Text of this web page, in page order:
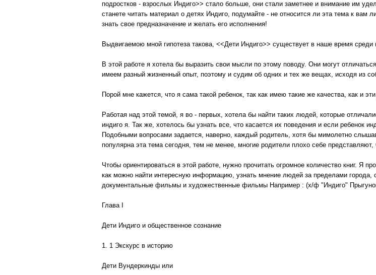
подростков - взрослых Индиго>> стало больше, они стали заметнее и внимание им
станете читать материал о детях Индиго, подумайте - не относится ли эта тема к
знать свое предназначение и желать его исполнения!
Выдвигаемою мной гипотеза такова, <<Дети Индиго>> существует в наше время среди
В этой работе я хотела бы выразить свои мысли по этому поводу. Они могут
имеем разный жизненный опыт, поэтому и судим об одних и тех же вещах, исходя из
Порой мне кажется, что я сама такой ребенок, так как имею такие же качества, как и
Работая над этой темой, я во - первых, хотела бы найти таких людей, которые
индиго я. Так же, хотелось бы узнать все, что касается их поведения и если ребенок
Подобными вопросами задается, наверно, каждый родитель, хотя бы мимолетно
популярна эта тема сегодня, тем не менее, многие родители плохо себе
Чтобы ориентироваться в этой работе, нужно прочитать огромное количество книг. Я
как можно найти интересную информацию, узнать мнение людей за пределами
документальные фильмы и художественные фильмы Например : (х/ф "Индиго"
Глава I
Дети Индиго и общественное сознание
1. 1 Экскурс в историю
Дети Вундеркинды или